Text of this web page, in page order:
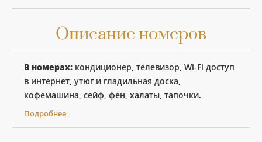
Описание номеров
В номерах: кондиционер, телевизор, Wi-Fi доступ
в интернет, утюг и гладильная доска,
кофемашина, сейф, фен, халаты, тапочки.
Подробнее